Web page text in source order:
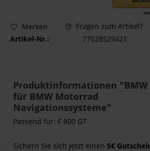
Merken
Fragen zum Artikel?
Artikel-Nr.:
77528529421
Produktinformationen
für BMW Motorrad
Navigationssysteme"
Passend für: F 800 GT
Sichern Sie sich jetzt einen 5€